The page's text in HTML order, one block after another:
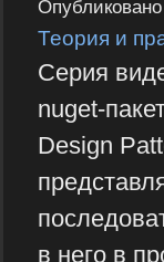
Опубликовано
Теория и
Серия
nuget-
Design
в него в